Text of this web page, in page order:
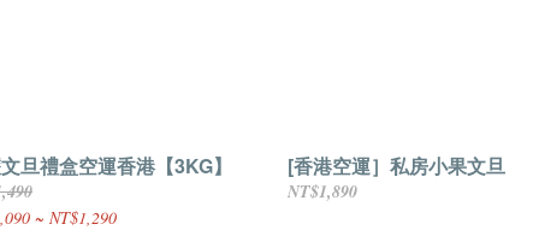
旦禮盒空運香港【3KG】
~ NT$1,290
[香港空運］私房小果文旦
NT$1,890